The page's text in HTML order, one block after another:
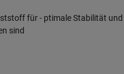
für - ptimale Stabilität
sind